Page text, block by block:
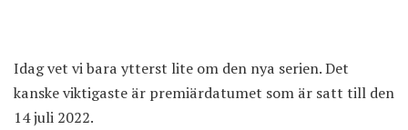
Idag vet vi bara ytterst lite om den nya serien. Det
kanske viktigaste är premiärdatumet som är satt till den
14 juli 2022.